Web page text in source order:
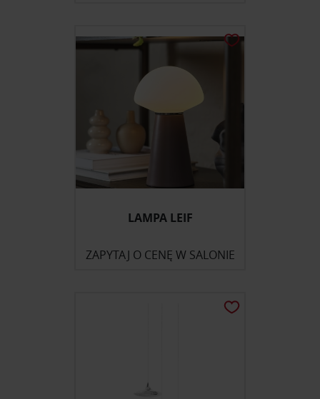
LAMPA LEIF
ZAPYTAJ O CENĘ W SALONIE